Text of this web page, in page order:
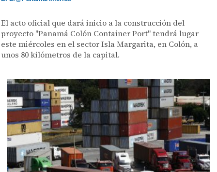
El acto oficial que dará inicio a la construcción del
proyecto "Panamá Colón Container Port" tendrá lugar
este miércoles en el sector Isla Margarita, en Colón, a
unos 80 kilómetros de la capital.